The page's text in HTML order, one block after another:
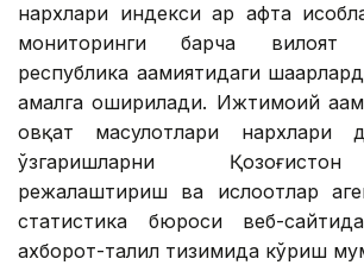
нархлари индекси ҳар ҳафта
мониторинги барча вилоят
республика аҳамиятидаги
амалга оширилади. Ижтимоий
овқат маҳсулотлари нархлари
ўзгаришларни
режалаштириш ва ислоҳотлар
статистика бюроси веб-
ахборот-таҳлил тизимида кўриш